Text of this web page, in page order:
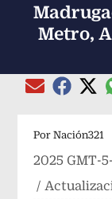
Metro,
Compartir el
Compartir
Por Nación321
2025 GMT-
/